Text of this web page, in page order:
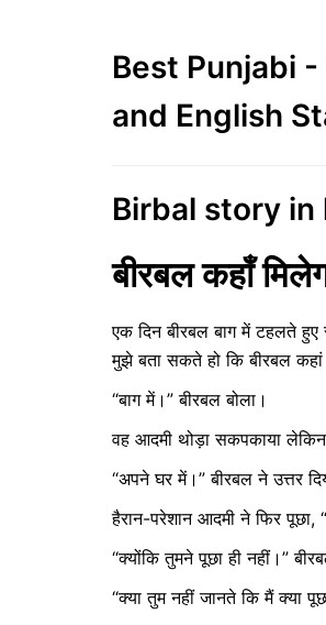
Best Punjabi -
and English
Birbal story in
बीरबल कहाँ
एक दिन बीरबल बाग में टहलते
मुझे बता सकते हो कि बीरबल कहां
“बाग में।” बीरबल बोला।
वह आदमी थोड़ा सकपकाया
“अपने घर में।” बीरबल ने उत्तर
हैरान-परेशान आदमी ने फिर पूछा,
“क्योंकि तुमने पूछा ही नहीं।”
“क्या तुम नहीं जानते कि मैं क्या